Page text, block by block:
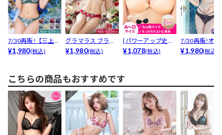
7/30再販!【三上悠
亜着用】ゴージャ...
¥1,980(税込)
グラマラス ブライ
トフラワーブラジ
¥1,980(税込)
[パワーアップ史上
最強5倍盛りアップ
¥1,078(税込)
7/30再販!オー
ースカットス
¥1,980(税込)
こちらの商品もおすすめです